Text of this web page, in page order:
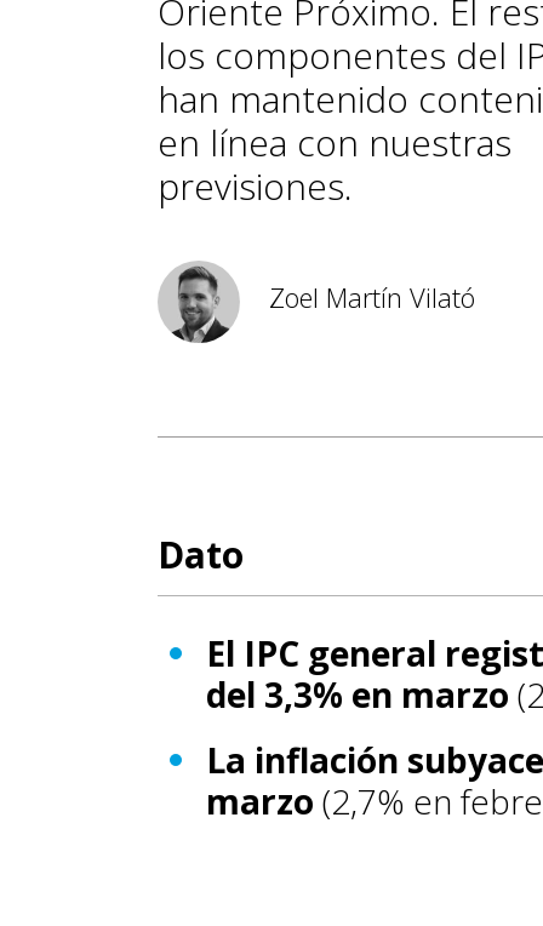
Oriente Próximo. El
los componentes del
han mantenido
en línea con nuestras
previsiones.
Zoel Martín Vilató
Dato
El IPC general
del 3,3% en marzo
La inflación
marzo (2,7% en